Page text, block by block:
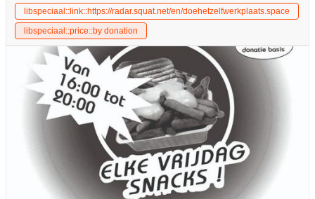
libspeciaal::link::https://radar.squat.net/en/doehetzelfwerkplaats.space
libspeciaal::price::by donation